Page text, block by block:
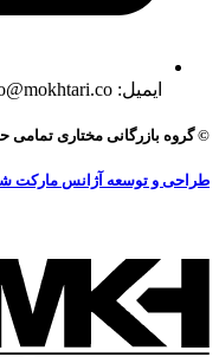
ایمیل: info@mokhtari.co
© گروه بازرگانی مختاری
طراحی و توسعه آژانس مارکت